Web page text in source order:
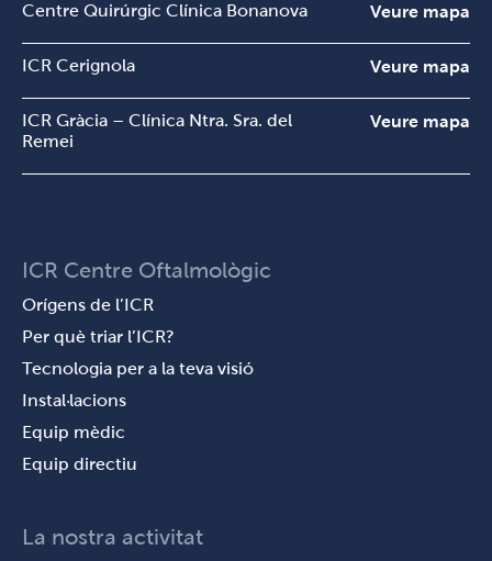
Centre Quirúrgic Clínica Bonanova Veure mapa
ICR Cerignola Veure mapa
ICR Gràcia – Clínica Ntra. Sra. del
Remei
Veure mapa
ICR Centre Oftalmològic
Orígens de l’ICR
Per què triar l’ICR?
Tecnologia per a la teva visió
Instal·lacions
Equip mèdic
Equip directiu
La nostra activitat